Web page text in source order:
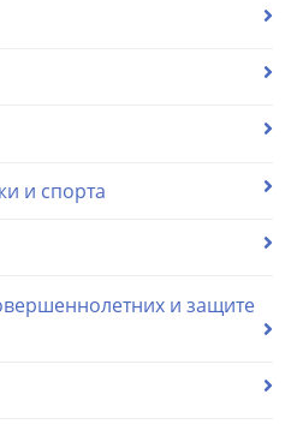
и спорта
и защите